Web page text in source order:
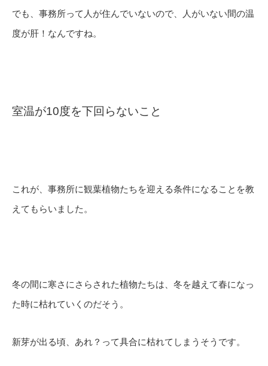
でも、事務所って人が住んでいないので、人がいない間の温
度が肝！なんですね。
室温が10度を下回らないこと
これが、事務所に観葉植物たちを迎える条件になることを教
えてもらいました。
冬の間に寒さにさらされた植物たちは、冬を越えて春になっ
た時に枯れていくのだそう。
新芽が出る頃、あれ？って具合に枯れてしまうそうです。